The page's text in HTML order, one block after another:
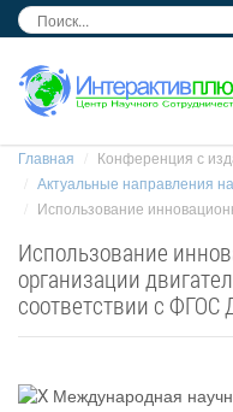
Главная
Конференция с
Актуальные направления
Использование
Использование
организации
соответствии с ФГОС